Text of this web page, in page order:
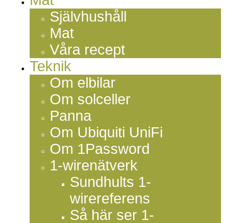
Självhushåll
Mat
Våra recept
Teknik
Om elbilar
Om solceller
Panna
Om Ubiquiti UniFi
Om 1Password
1-wirenätverk
Sundhults 1-
wirereferens
Så här ser 1-